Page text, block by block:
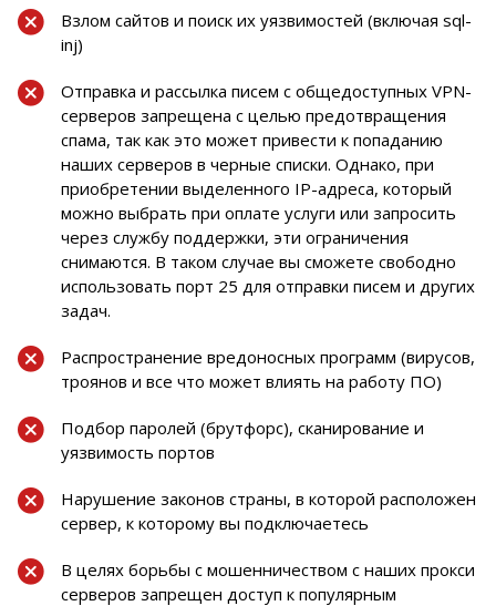
Взлом сайтов и поиск их уязвимостей (включая sql-
inj)
Отправка и рассылка писем с общедоступных VPN-
серверов запрещена с целью предотвращения
спама, так как это может привести к попаданию
наших серверов в черные списки. Однако, при
приобретении выделенного IP-адреса, который
можно выбрать при оплате услуги или запросить
через службу поддержки, эти ограничения
снимаются. В таком случае вы сможете свободно
использовать порт 25 для отправки писем и других
задач.
Распространение вредоносных программ (вирусов,
троянов и все что может влиять на работу ПО)
Подбор паролей (брутфорс), сканирование и
уязвимость портов
Нарушение законов страны, в которой расположен
сервер, к которому вы подключаетесь
В целях борьбы с мошенничеством с наших прокси
серверов запрещен доступ к популярным